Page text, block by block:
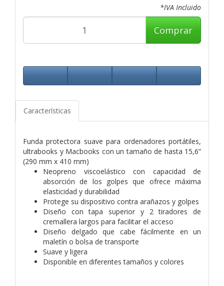
*IVA Incluido
Comprar
Características
Funda protectora suave para ordenadores portátiles,
ultrabooks y Macbooks con un tamaño de hasta 15,6”
(290 mm x 410 mm)
Neopreno viscoelástico con capacidad de
absorción de los golpes que ofrece máxima
elasticidad y durabilidad
Protege su dispositivo contra arañazos y golpes
Diseño con tapa superior y 2 tiradores de
cremallera largos para facilitar el acceso
Diseño delgado que cabe fácilmente en un
maletín o bolsa de transporte
Suave y ligera
Disponible en diferentes tamaños y colores